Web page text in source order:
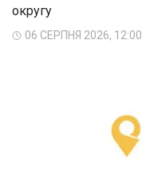
округу
06 СЕРПНЯ 2026, 12:00